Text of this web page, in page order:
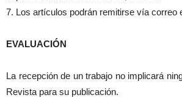
7. Los artículos podrán remitirse vía correo
EVALUACIÓN
La recepción de un trabajo no implicará
Revista para su publicación.